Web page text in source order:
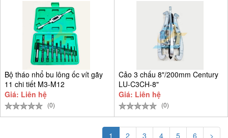
Bộ tháo nhổ bu lông ốc vít gãy
11 chi tiết M3-M12
Giá: Liên hệ
(0)
Cảo 3 chấu 8"/200mm Century
LU-C3CH-8"
Giá: Liên hệ
(0)
1 2 3 4 5 6 >